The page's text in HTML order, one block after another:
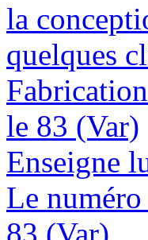
la
quelques
le 83 (Var)
Enseigne
Le numéro
83 (Var)